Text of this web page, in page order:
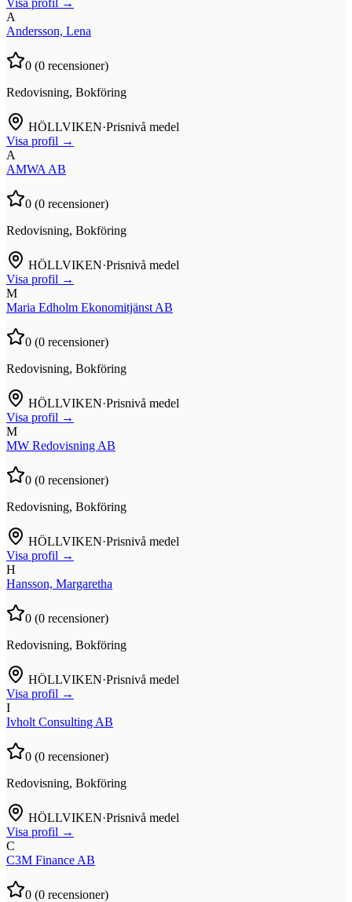
A
Andersson, Lena
0 (0 recensioner)
Redovisning, Bokföring
HÖLLVIKEN·Prisnivå medel
Visa profil →
A
AMWA AB
0 (0 recensioner)
Redovisning, Bokföring
HÖLLVIKEN·Prisnivå medel
Visa profil →
M
Maria Edholm Ekonomitjänst AB
0 (0 recensioner)
Redovisning, Bokföring
HÖLLVIKEN·Prisnivå medel
Visa profil →
M
MW Redovisning AB
0 (0 recensioner)
Redovisning, Bokföring
HÖLLVIKEN·Prisnivå medel
Visa profil →
H
Hansson, Margaretha
0 (0 recensioner)
Redovisning, Bokföring
HÖLLVIKEN·Prisnivå medel
Visa profil →
I
Ivholt Consulting AB
0 (0 recensioner)
Redovisning, Bokföring
HÖLLVIKEN·Prisnivå medel
Visa profil →
C
C3M Finance AB
0 (0 recensioner)